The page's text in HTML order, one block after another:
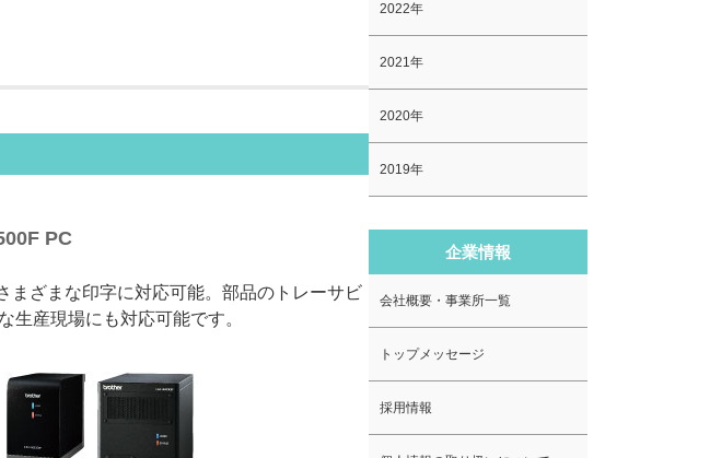
PC
まざまな印字に対応可能。部品のトレーサビ
生産現場にも対応可能です。
2022年
2021年
2020年
2019年
企業情報
会社概要・事業所一覧
トップメッセージ
採用情報